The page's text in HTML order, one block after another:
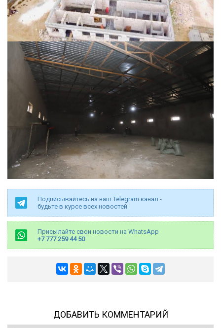
Подписывайтесь на наш Telegram канал -
будьте в курсе всех новостей
Присылайте свои новости на WhatsApp
+7 777 259 44 50
ДОБАВИТЬ КОММЕНТАРИЙ